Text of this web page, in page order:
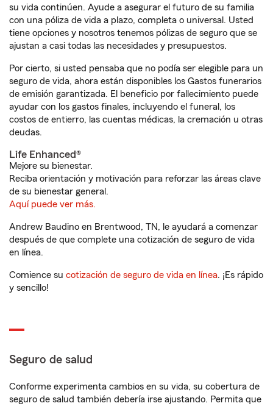
su vida continúen. Ayude a asegurar el futuro de su familia
con una póliza de vida a plazo, completa o universal. Usted
tiene opciones y nosotros tenemos pólizas de seguro que se
ajustan a casi todas las necesidades y presupuestos.
Por cierto, si usted pensaba que no podía ser elegible para un
seguro de vida, ahora están disponibles los Gastos funerarios
de emisión garantizada. El beneficio por fallecimiento puede
ayudar con los gastos finales, incluyendo el funeral, los
costos de entierro, las cuentas médicas, la cremación u otras
deudas.
Life Enhanced®
Mejore su bienestar.
Reciba orientación y motivación para reforzar las áreas clave
de su bienestar general.
Aquí puede ver más.
Andrew Baudino en Brentwood, TN, le ayudará a comenzar
después de que complete una cotización de seguro de vida
en línea.
Comience su cotización de seguro de vida en línea. ¡Es rápido
y sencillo!
Seguro de salud
Conforme experimenta cambios en su vida, su cobertura de
seguro de salud también debería irse ajustando. Permita que